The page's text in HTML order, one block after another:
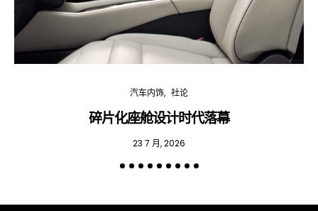
汽车内饰 社论
碎片化座舱设计时代落幕
23 7 月, 2026